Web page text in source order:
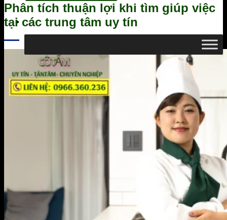
0966.360.236
Tìm
kiếm:
Phân tích thuận lợi khi tìm giúp việc
tại các trung tâm uy tín